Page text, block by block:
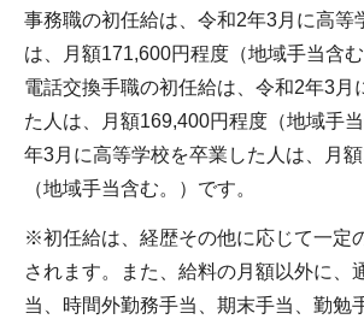
事務職の初任給は、令和2年3月に高等
は、月額171,600円程度（地域手当含む
電話交換手職の初任給は、令和2年3月
た人は、月額169,400円程度（地域手
年3月に高等学校を卒業した人は、月
（地域手当含む。）です。
※初任給は、経歴その他に応じて一定
されます。また、給料の月額以外に、
当、時間外勤務手当、期末手当、勤勉